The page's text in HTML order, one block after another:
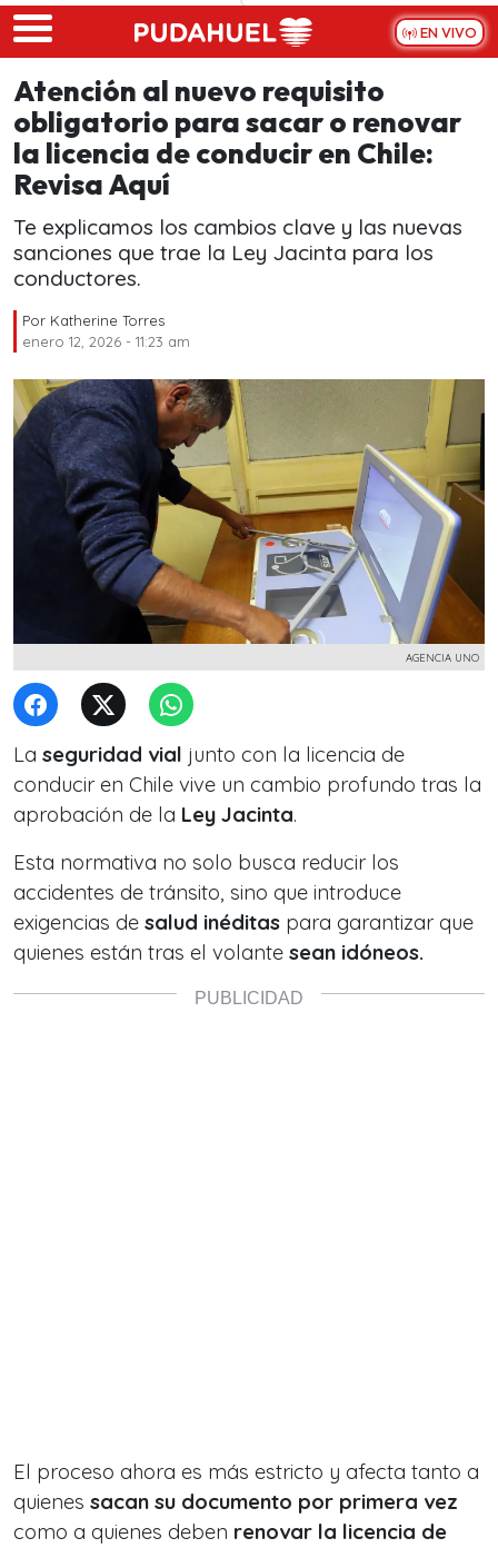
Skip to main content
EN VIVO
Atención al nuevo requisito
obligatorio para sacar o renovar
la licencia de conducir en Chile:
Revisa Aquí
Te explicamos los cambios clave y las nuevas
sanciones que trae la Ley Jacinta para los
conductores.
Por Katherine Torres
enero 12, 2026 - 11:23 am
AGENCIA UNO
La seguridad vial junto con la licencia de
conducir en Chile vive un cambio profundo tras la
aprobación de la Ley Jacinta.
Esta normativa no solo busca reducir los
accidentes de tránsito, sino que introduce
exigencias de salud inéditas para garantizar que
quienes están tras el volante sean idóneos.
El proceso ahora es más estricto y afecta tanto a
quienes sacan su documento por primera vez
como a quienes deben renovar la licencia de